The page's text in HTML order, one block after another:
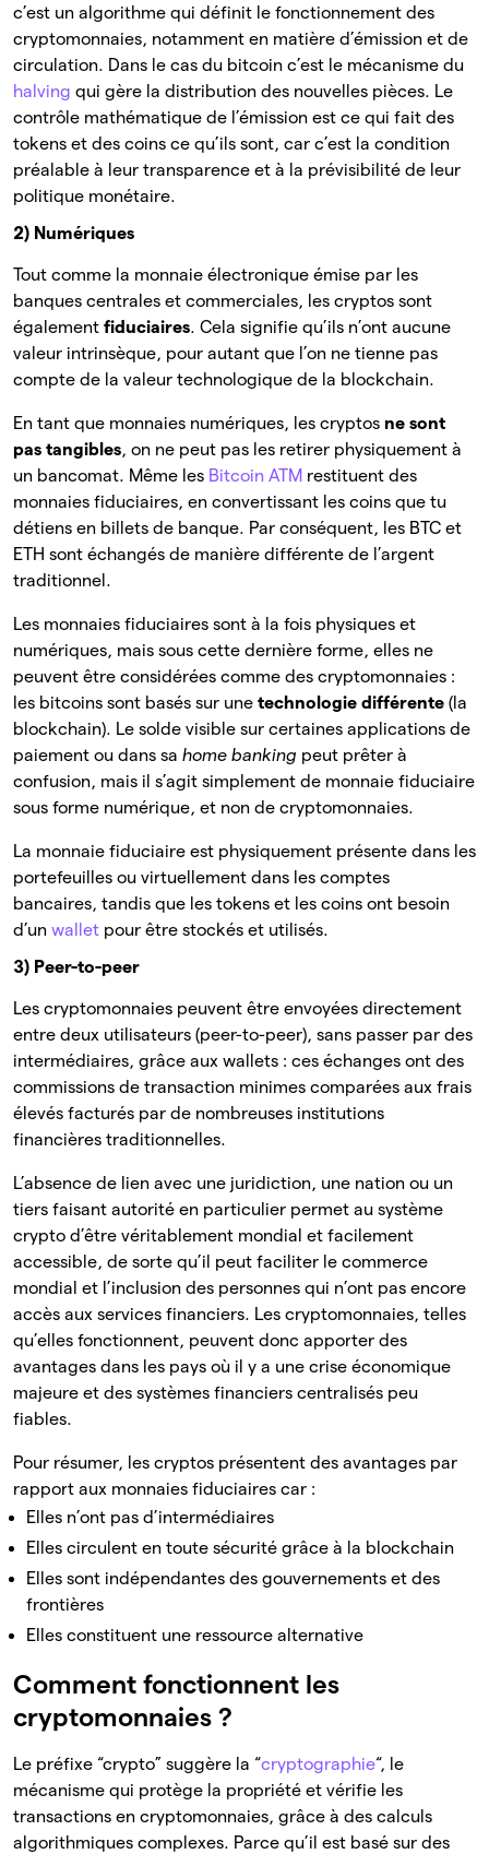
c’est un algorithme qui définit le fonctionnement des
cryptomonnaies, notamment en matière d’émission et de
circulation. Dans le cas du bitcoin c’est le mécanisme du
halving qui gère la distribution des nouvelles pièces. Le
contrôle mathématique de l’émission est ce qui fait des
tokens et des coins ce qu’ils sont, car c’est la condition
préalable à leur transparence et à la prévisibilité de leur
politique monétaire.
2) Numériques
Tout comme la monnaie électronique émise par les
banques centrales et commerciales, les cryptos sont
également fiduciaires. Cela signifie qu’ils n’ont aucune
valeur intrinsèque, pour autant que l’on ne tienne pas
compte de la valeur technologique de la blockchain.
En tant que monnaies numériques, les cryptos ne sont
pas tangibles, on ne peut pas les retirer physiquement à
un bancomat. Même les Bitcoin ATM restituent des
monnaies fiduciaires, en convertissant les coins que tu
détiens en billets de banque. Par conséquent, les BTC et
ETH sont échangés de manière différente de l’argent
traditionnel.
Les monnaies fiduciaires sont à la fois physiques et
numériques, mais sous cette dernière forme, elles ne
peuvent être considérées comme des cryptomonnaies :
les bitcoins sont basés sur une technologie différente (la
blockchain). Le solde visible sur certaines applications de
paiement ou dans sa home banking peut prêter à
confusion, mais il s’agit simplement de monnaie fiduciaire
sous forme numérique, et non de cryptomonnaies.
La monnaie fiduciaire est physiquement présente dans les
portefeuilles ou virtuellement dans les comptes
bancaires, tandis que les tokens et les coins ont besoin
d’un wallet pour être stockés et utilisés.
3) Peer-to-peer
Les cryptomonnaies peuvent être envoyées directement
entre deux utilisateurs (peer-to-peer), sans passer par des
intermédiaires, grâce aux wallets : ces échanges ont des
commissions de transaction minimes comparées aux frais
élevés facturés par de nombreuses institutions
financières traditionnelles.
L’absence de lien avec une juridiction, une nation ou un
tiers faisant autorité en particulier permet au système
crypto d’être véritablement mondial et facilement
accessible, de sorte qu’il peut faciliter le commerce
mondial et l’inclusion des personnes qui n’ont pas encore
accès aux services financiers. Les cryptomonnaies, telles
qu’elles fonctionnent, peuvent donc apporter des
avantages dans les pays où il y a une crise économique
majeure et des systèmes financiers centralisés peu
fiables.
Pour résumer, les cryptos présentent des avantages par
rapport aux monnaies fiduciaires car :
Elles n’ont pas d’intermédiaires
Elles circulent en toute sécurité grâce à la blockchain
Elles sont indépendantes des gouvernements et des
frontières
Elles constituent une ressource alternative
Comment fonctionnent les
cryptomonnaies ?
Le préfixe “crypto” suggère la “cryptographie“, le
mécanisme qui protège la propriété et vérifie les
transactions en cryptomonnaies, grâce à des calculs
algorithmiques complexes. Parce qu’il est basé sur des